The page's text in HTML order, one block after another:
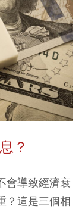
？
會導致經濟衰
？這是三個相